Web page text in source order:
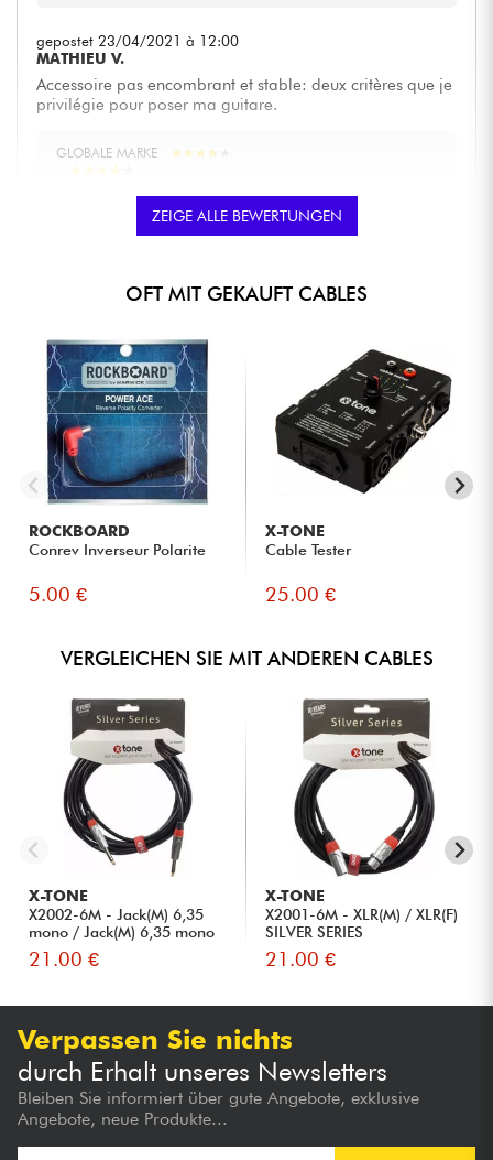
gepostet 23/04/2021 à 12:00
MATHIEU V.
Accessoire pas encombrant et stable: deux critères que je
privilégie pour poser ma guitare.
GLOBALE MARKE ★ ★ ★ ★
★ ★ ★ ★
★ ★ ★ ★
★ ★ ★ ★
Délais livraison ok
GLOBALE MARKE ★ ★★★
★ ★★★
ZEIGE ALLE BEWERTUNGEN
OFT MIT GEKAUFT CABLES
ROCKBOARD
Conrev Inverseur Polarite
5.00 €
X-TONE
Cable Tester
25.00 €
VERGLEICHEN SIE MIT ANDEREN CABLES
X-TONE
X2002-6M - Jack(M) 6,35
mono / Jack(M) 6,35 mono
S...
21.00 €
X-TONE
X2001-6M - XLR(M) / XLR(F)
SILVER SERIES
21.00 €
Verpassen Sie nichts
durch Erhalt unseres Newsletters
Bleiben Sie informiert über gute Angebote, exklusive
Angebote, neue Produkte...